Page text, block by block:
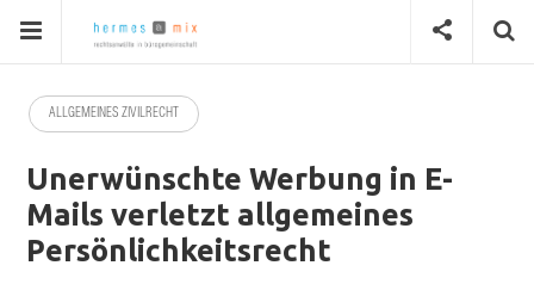
ALLGEMEINES ZIVILRECHT
Unerwünschte Werbung in E-
Mails verletzt allgemeines
Persönlichkeitsrecht